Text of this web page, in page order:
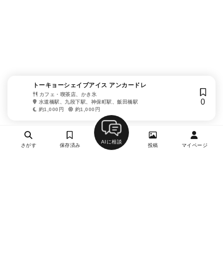
トーキョーシェイブアイス アンカードレ
カフェ・喫茶店、かき氷
水道橋駅、九段下駅、神保町駅、飯田橋駅
約1,000円
約1,000円
0
さがす 保存済み
AIに相談
投稿 マイページ